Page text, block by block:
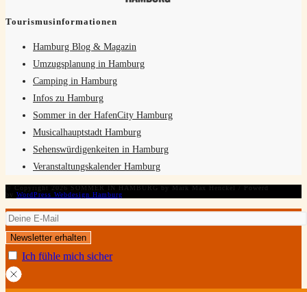
Tourismusinformationen
Hamburg Blog & Magazin
Umzugsplanung in Hamburg
Camping in Hamburg
Infos zu Hamburg
Sommer in der HafenCity Hamburg
Musicalhauptstadt Hamburg
Sehenswürdigenkeiten in Hamburg
Veranstaltungskalender Hamburg
© Copyright 2026 SOMMER IN HAMBURG by Mark Max Henckel / Powerd
by WordPress Webdesign Hamburg
Ich fühle mich sicher